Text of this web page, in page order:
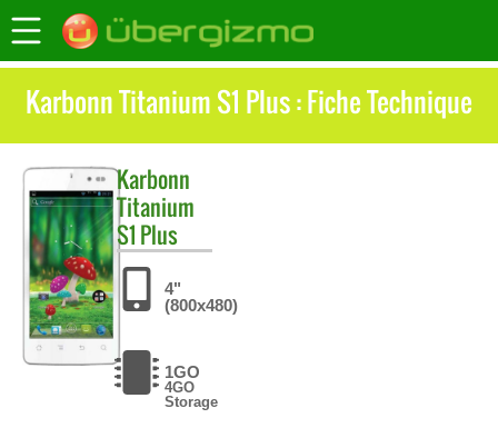
Karbonn Titanium S1 Plus : Fiche Technique
Karbonn
Titanium
S1 Plus
4"
(800x480)
1GO
4GO
Storage